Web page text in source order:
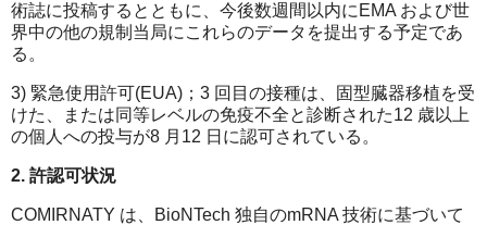
術誌に投稿するとともに、今後数週間以内にEMA および世
界中の他の規制当局にこれらのデータを提出する予定であ
る。
3) 緊急使用許可(EUA)；3 回目の接種は、固型臓器移植を受
けた、または同等レベルの免疫不全と診断された12 歳以上
の個人への投与が8 月12 日に認可されている。
2. 許認可状況
COMIRNATY は、BioNTech 独自のmRNA 技術に基づいて